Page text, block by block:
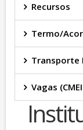
Recursos
Termo/
Transporte
Vagas